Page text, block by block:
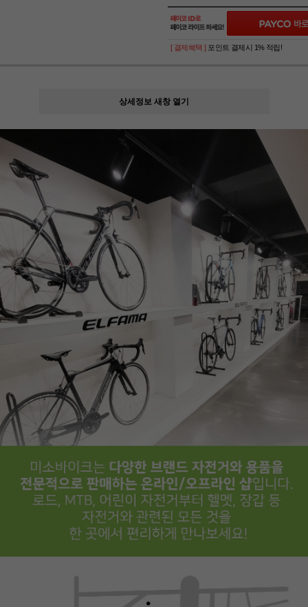
페이코 ID로
[ 결제혜택 ] 포인트 결제시 1% 적립!
상세정보 새창 열기